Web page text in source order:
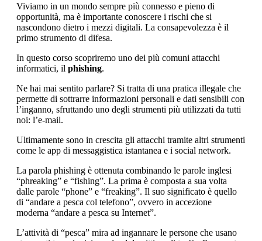
Viviamo in un mondo sempre più connesso e pieno di
opportunità, ma è importante conoscere i rischi che si
nascondono dietro i mezzi digitali. La consapevolezza è il
primo strumento di difesa.
In questo corso scopriremo uno dei più comuni attacchi
informatici, il phishing.
Ne hai mai sentito parlare? Si tratta di una pratica illegale che
permette di sottrarre informazioni personali e dati sensibili con
l’inganno, sfruttando uno degli strumenti più utilizzati da tutti
noi: l’e-mail.
Ultimamente sono in crescita gli attacchi tramite altri strumenti
come le app di messaggistica istantanea e i social network.
La parola phishing è ottenuta combinando le parole inglesi
“phreaking” e “fishing”. La prima è composta a sua volta
dalle parole “phone” e “freaking”. Il suo significato è quello
di “andare a pesca col telefono”, ovvero in accezione
moderna “andare a pesca su Internet”.
L’attività di “pesca” mira ad ingannare le persone che usano